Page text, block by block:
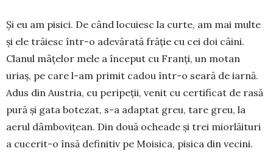
Și eu am pisici. De când locuiesc la curte, am mai multe
și ele trăiesc într-o adevărată frăție cu cei doi câini.
Clanul mâțelor mele a început cu Franți, un motan
uriaș, pe care l-am primit cadou într-o seară de iarnă.
Adus din Austria, cu peripeții, venit cu certificat de rasă
pură și gata botezat, s-a adaptat greu, tare greu, la
aerul dâmbovițean. Din două ocheade și trei miorlăituri
a cucerit-o însă definitiv pe Moisica, pisica din vecini.